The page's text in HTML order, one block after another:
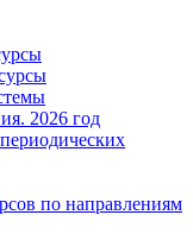
2026 год
по направлениям